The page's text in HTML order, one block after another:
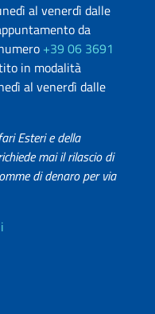
al venerdì dalle
da
+39 06 3691
in modalità
al venerdì dalle
Esteri e della
mai il rilascio di
di denaro per via